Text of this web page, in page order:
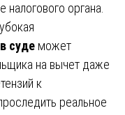
органа.
суде может
на вычет даже
к
реальное